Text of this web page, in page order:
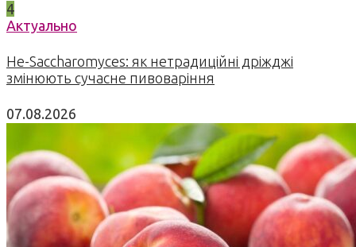
4
Актуально
Не-Saccharomyces: як нетрадиційні дріжджі
змінюють сучасне пивоваріння
07.08.2026